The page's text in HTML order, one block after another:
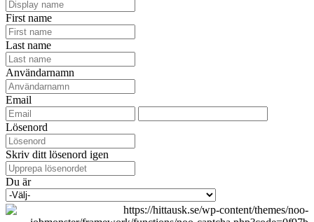
First name
Last name
Användarnamn
Email
Lösenord
Skriv ditt lösenord igen
Du är